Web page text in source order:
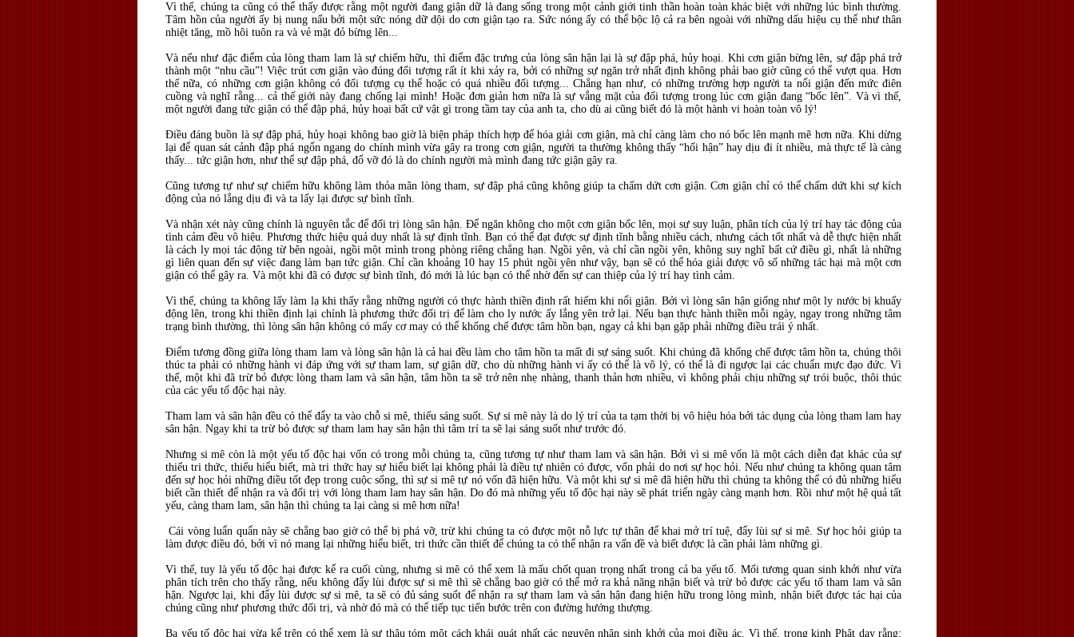
Vì thế, chúng ta cũng có thể thấy được rằng một người đang giận dữ là đang sống trong một cảnh giới tinh thần hoàn toàn khác biệt với những lúc bình thường.
Tâm hồn của người ấy bị nung nấu bởi một sức nóng dữ dội do cơn giận tạo ra. Sức nóng ấy có thể bộc lộ cả ra bên ngoài với những dấu hiệu cụ thể như thân
nhiệt tăng, mồ hôi tuôn ra và vẻ mặt đỏ bừng lên...
Và nếu như đặc điểm của lòng tham lam là sự chiếm hữu, thì điểm đặc trưng của lòng sân hận lại là sự đập phá, hủy hoại. Khi cơn giận bừng lên, sự đập phá trở
thành một “nhu cầu”! Việc trút cơn giận vào đúng đối tượng rất ít khi xảy ra, bởi có những sự ngăn trở nhất định không phải bao giờ cũng có thể vượt qua. Hơn
thế nữa, có những cơn giận không có đối tượng cụ thể hoặc có quá nhiều đối tượng... Chẳng hạn như, có những trường hợp người ta nổi giận đến mức điên
cuồng và nghĩ rằng... cả thế giới này đang chống lại mình! Hoặc đơn giản hơn nữa là sự vắng mặt của đối tượng trong lúc cơn giận đang “bốc lên”. Và vì thế,
một người đang tức giận có thể đập phá, hủy hoại bất cứ vật gì trong tầm tay của anh ta, cho dù ai cũng biết đó là một hành vi hoàn toàn vô lý!
Điều đáng buồn là sự đập phá, hủy hoại không bao giờ là biện pháp thích hợp để hóa giải cơn giận, mà chỉ càng làm cho nó bốc lên mạnh mẽ hơn nữa. Khi dừng
lại để quan sát cảnh đập phá ngổn ngang do chính mình vừa gây ra trong cơn giận, người ta thường không thấy “hối hận” hay dịu đi ít nhiều, mà thực tế là càng
thấy... tức giận hơn, như thể sự đập phá, đổ vỡ đó là do chính người mà mình đang tức giận gây ra.
Cũng tương tự như sự chiếm hữu không làm thỏa mãn lòng tham, sự đập phá cũng không giúp ta chấm dứt cơn giận. Cơn giận chỉ có thể chấm dứt khi sự kích
động của nó lắng dịu đi và ta lấy lại được sự bình tĩnh.
Và nhận xét này cũng chính là nguyên tắc để đối trị lòng sân hận. Để ngăn không cho một cơn giận bốc lên, mọi sự suy luận, phân tích của lý trí hay tác động của
tình cảm đều vô hiệu. Phương thức hiệu quả duy nhất là sự định tĩnh. Bạn có thể đạt được sự định tĩnh bằng nhiều cách, nhưng cách tốt nhất và dễ thực hiện nhất
là cách ly mọi tác động từ bên ngoài, ngồi một mình trong phòng riêng chẳng hạn. Ngồi yên, và chỉ cần ngồi yên, không suy nghĩ bất cứ điều gì, nhất là những
gì liên quan đến sự việc đang làm bạn tức giận. Chỉ cần khoảng 10 hay 15 phút ngồi yên như vậy, bạn sẽ có thể hóa giải được vô số những tác hại mà một cơn
giận có thể gây ra. Và một khi đã có được sự bình tĩnh, đó mới là lúc bạn có thể nhờ đến sự can thiệp của lý trí hay tình cảm.
Vì thế, chúng ta không lấy làm lạ khi thấy rằng những người có thực hành thiền định rất hiếm khi nổi giận. Bởi vì lòng sân hận giống như một ly nước bị khuấy
động lên, trong khi thiền định lại chính là phương thức đối trị để làm cho ly nước ấy lắng yên trở lại. Nếu bạn thực hành thiền mỗi ngày, ngay trong những tâm
trạng bình thường, thì lòng sân hận không có mấy cơ may có thể khống chế được tâm hồn bạn, ngay cả khi bạn gặp phải những điều trái ý nhất.
Điểm tương đồng giữa lòng tham lam và lòng sân hận là cả hai đều làm cho tâm hồn ta mất đi sự sáng suốt. Khi chúng đã khống chế được tâm hồn ta, chúng thôi
thúc ta phải có những hành vi đáp ứng với sự tham lam, sự giận dữ, cho dù những hành vi ấy có thể là vô lý, có thể là đi ngược lại các chuẩn mực đạo đức. Vì
thế, một khi đã trừ bỏ được lòng tham lam và sân hận, tâm hồn ta sẽ trở nên nhẹ nhàng, thanh thản hơn nhiều, vì không phải chịu những sự trói buộc, thôi thúc
của các yếu tố độc hại này.
Tham lam và sân hận đều có thể đẩy ta vào chỗ si mê, thiếu sáng suốt. Sự si mê này là do lý trí của ta tạm thời bị vô hiệu hóa bởi tác dụng của lòng tham lam hay
sân hận. Ngay khi ta trừ bỏ được sự tham lam hay sân hận thì tâm trí ta sẽ lại sáng suốt như trước đó.
Nhưng si mê còn là một yếu tố độc hại vốn có trong mỗi chúng ta, cũng tương tự như tham lam và sân hận. Bởi vì si mê vốn là một cách diễn đạt khác của sự
thiếu tri thức, thiếu hiểu biết, mà tri thức hay sự hiểu biết lại không phải là điều tự nhiên có được, vốn phải do nơi sự học hỏi. Nếu như chúng ta không quan tâm
đến sự học hỏi những điều tốt đẹp trong cuộc sống, thì sự si mê tự nó vốn đã hiện hữu. Và một khi sự si mê đã hiện hữu thì chúng ta không thể có đủ những hiểu
biết cần thiết để nhận ra và đối trị với lòng tham lam hay sân hận. Do đó mà những yếu tố độc hại này sẽ phát triển ngày càng mạnh hơn. Rồi như một hệ quả tất
yếu, càng tham lam, sân hận thì chúng ta lại càng si mê hơn nữa!
Cái vòng luẩn quẩn này sẽ chẳng bao giờ có thể bị phá vỡ, trừ khi chúng ta có được một nỗ lực tự thân để khai mở trí tuệ, đẩy lùi sự si mê. Sự học hỏi giúp ta
làm được điều đó, bởi vì nó mang lại những hiểu biết, tri thức cần thiết để chúng ta có thể nhận ra vấn đề và biết được là cần phải làm những gì.
Vì thế, tuy là yếu tố độc hại được kể ra cuối cùng, nhưng si mê có thể xem là mấu chốt quan trọng nhất trong cả ba yếu tố. Mối tương quan sinh khởi như vừa
phân tích trên cho thấy rằng, nếu không đẩy lùi được sự si mê thì sẽ chẳng bao giờ có thể mở ra khả năng nhận biết và trừ bỏ được các yếu tố tham lam và sân
hận. Ngược lại, khi đẩy lùi được sự si mê, ta sẽ có đủ sáng suốt để nhận ra sự tham lam và sân hận đang hiện hữu trong lòng mình, nhận biết được tác hại của
chúng cũng như phương thức đối trị, và nhờ đó mà có thể tiếp tục tiến bước trên con đường hướng thượng.
Ba yếu tố độc hại vừa kể trên có thể xem là sự thâu tóm một cách khái quát nhất các nguyên nhân sinh khởi của mọi điều ác. Vì thế, trong kinh Phật dạy rằng: